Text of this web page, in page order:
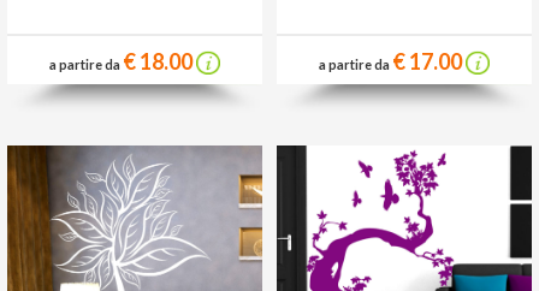
a partire da € 18.00 a partire da € 17.00